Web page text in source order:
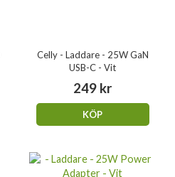
Celly - Laddare - 25W GaN
USB-C - Vit
249 kr
KÖP